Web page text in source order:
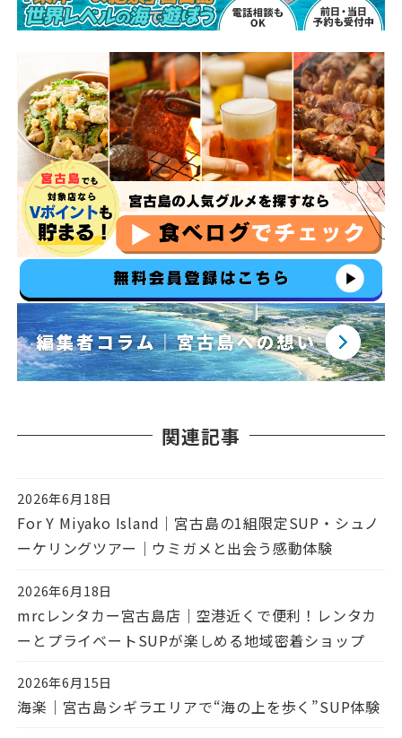
関連記事
投稿日
2026年6月18日
For Y Miyako Island｜宮古島の1組限定SUP・シュノ
ーケリングツアー｜ウミガメと出会う感動体験
投稿日
2026年6月18日
mrcレンタカー宮古島店｜空港近くで便利！レンタカ
ーとプライベートSUPが楽しめる地域密着ショップ
投稿日
2026年6月15日
海楽｜宮古島シギラエリアで“海の上を歩く”SUP体験